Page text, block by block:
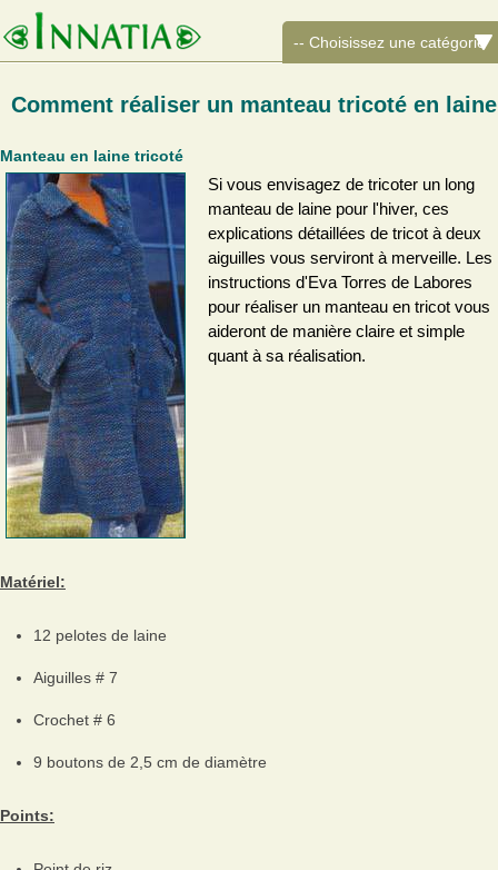
Comment réaliser un manteau tricoté en laine
Manteau en laine tricoté
Si vous envisagez de tricoter un long
manteau de laine pour l'hiver, ces
explications détaillées de tricot à deux
aiguilles vous serviront à merveille. Les
instructions d'Eva Torres de Labores
pour réaliser un manteau en tricot vous
aideront de manière claire et simple
quant à sa réalisation.
Matériel:
12 pelotes de laine
Aiguilles # 7
Crochet # 6
9 boutons de 2,5 cm de diamètre
Points: